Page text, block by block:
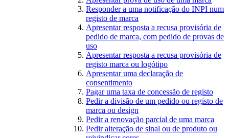
Responder a uma notificação do INPI num
registo de marca
Apresentar resposta a recusa provisória de
pedido de marca, com pedido de provas de
uso
Apresentar resposta a recusa provisória de
registo marca ou logótipo
Apresentar uma declaração de
consentimento
Pagar uma taxa de concessão de registo
Pedir a divisão de um pedido ou registo de
marca ou design
Pedir a renovação parcial de uma marca
Pedir alteração de sinal ou de produto ou